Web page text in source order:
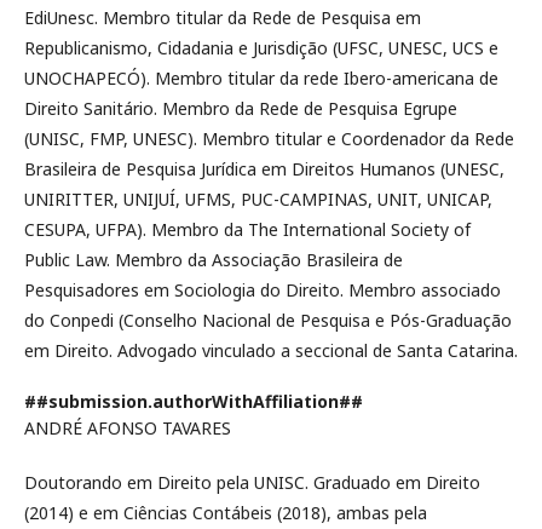
EdiUnesc. Membro titular da Rede de Pesquisa em
Republicanismo, Cidadania e Jurisdição (UFSC, UNESC, UCS e
UNOCHAPECÓ). Membro titular da rede Ibero-americana de
Direito Sanitário. Membro da Rede de Pesquisa Egrupe
(UNISC, FMP, UNESC). Membro titular e Coordenador da Rede
Brasileira de Pesquisa Jurídica em Direitos Humanos (UNESC,
UNIRITTER, UNIJUÍ, UFMS, PUC-CAMPINAS, UNIT, UNICAP,
CESUPA, UFPA). Membro da The International Society of
Public Law. Membro da Associação Brasileira de
Pesquisadores em Sociologia do Direito. Membro associado
do Conpedi (Conselho Nacional de Pesquisa e Pós-Graduação
em Direito. Advogado vinculado a seccional de Santa Catarina.
##submission.authorWithAffiliation##
ANDRÉ AFONSO TAVARES
Doutorando em Direito pela UNISC. Graduado em Direito
(2014) e em Ciências Contábeis (2018), ambas pela